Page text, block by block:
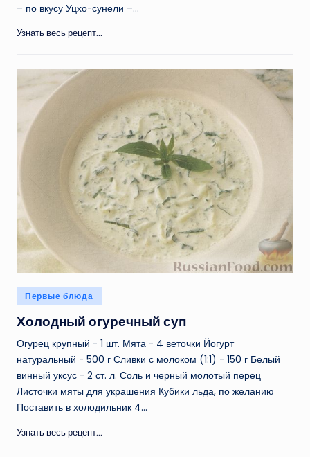
– по вкусу Уцхо-сунели –…
Узнать весь рецепт...
Опубликовано
в
Первые блюда
Холодный огуречный суп
Огурец крупный - 1 шт. Мята - 4 веточки Йогурт
натуральный - 500 г Сливки с молоком (1:1) - 150 г Белый
винный уксус - 2 ст. л. Соль и черный молотый перец
Листочки мяты для украшения Кубики льда, по желанию
Поставить в холодильник 4…
Узнать весь рецепт...